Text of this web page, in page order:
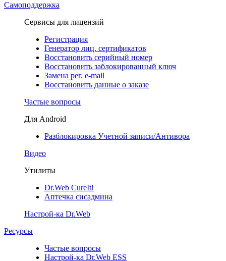
Самоподдержка
Сервисы для лицензий
Регистрация
Генератор лиц. сертификатов
Восстановить серийный номер
Восстановить заблокированный ключ
Замена рег. e-mail
Восстановить данные о заказе
Частые вопросы
Для Android
Разблокировка Учетной записи/Антивора
Видео
Утилиты
Dr.Web CureIt!
Аптечка сисадмина
Настрой-ка Dr.Web
Ресурсы
Частые вопросы
Настрой-ка Dr.Web ESS